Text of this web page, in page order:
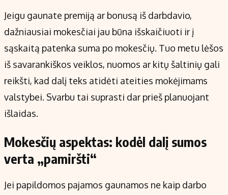
Jeigu gaunate premiją ar bonusą iš darbdavio,
dažniausiai mokesčiai jau būna išskaičiuoti ir į
sąskaitą patenka suma po mokesčių. Tuo metu lėšos
iš savarankiškos veiklos, nuomos ar kitų šaltinių gali
reikšti, kad dalį teks atidėti ateities mokėjimams
valstybei. Svarbu tai suprasti dar prieš planuojant
išlaidas.
Mokesčių aspektas: kodėl dalį sumos
verta „pamiršti“
Jei papildomos pajamos gaunamos ne kaip darbo